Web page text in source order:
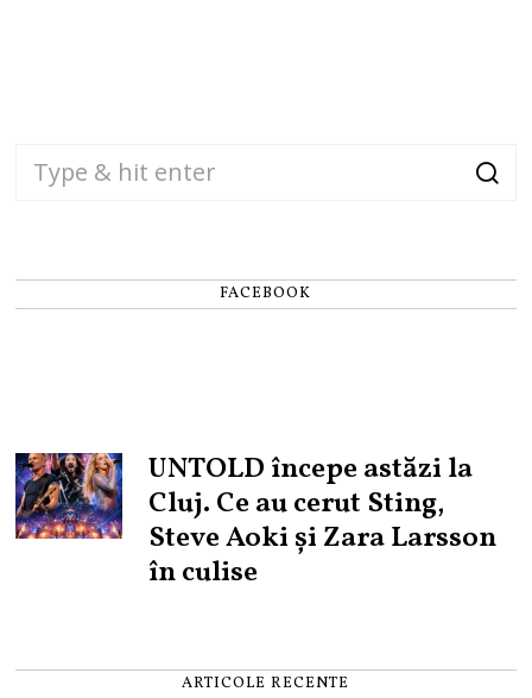
FACEBOOK
UNTOLD începe astăzi la
Cluj. Ce au cerut Sting,
Steve Aoki și Zara Larsson
în culise
ARTICOLE RECENTE